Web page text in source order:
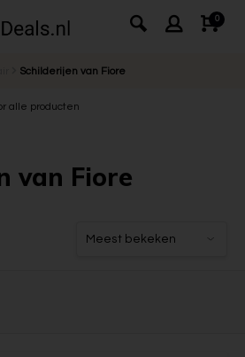
0
Schilderijen van Fiore
alle producten
van Fiore